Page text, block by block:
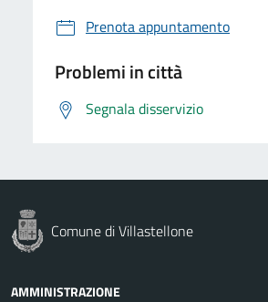
Prenota appuntamento
Problemi in città
Segnala disservizio
Comune di Villastellone
AMMINISTRAZIONE